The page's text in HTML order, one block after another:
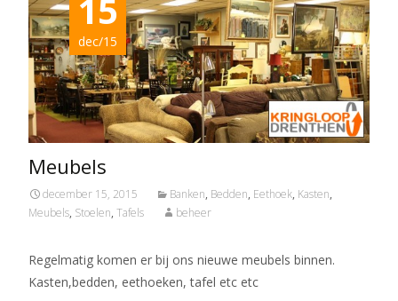
15
dec/15
Meubels
december 15, 2015 Banken, Bedden, Eethoek, Kasten,
Meubels, Stoelen, Tafels beheer
Regelmatig komen er bij ons nieuwe meubels binnen.
Kasten,bedden, eethoeken, tafel etc etc